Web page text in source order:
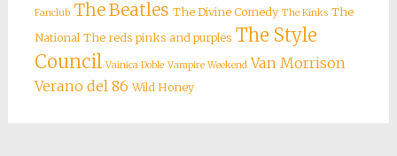
Fanclub The Beatles The Divine Comedy The Kinks The
National The reds pinks and purples The Style
Council Vainica Doble Vampire Weekend Van Morrison
Verano del 86 Wild Honey